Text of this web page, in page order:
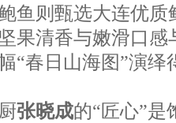
鱼则甄选大连优
果清香与嫩滑口
“春日山海图”演绎
张晓成的“匠心”是